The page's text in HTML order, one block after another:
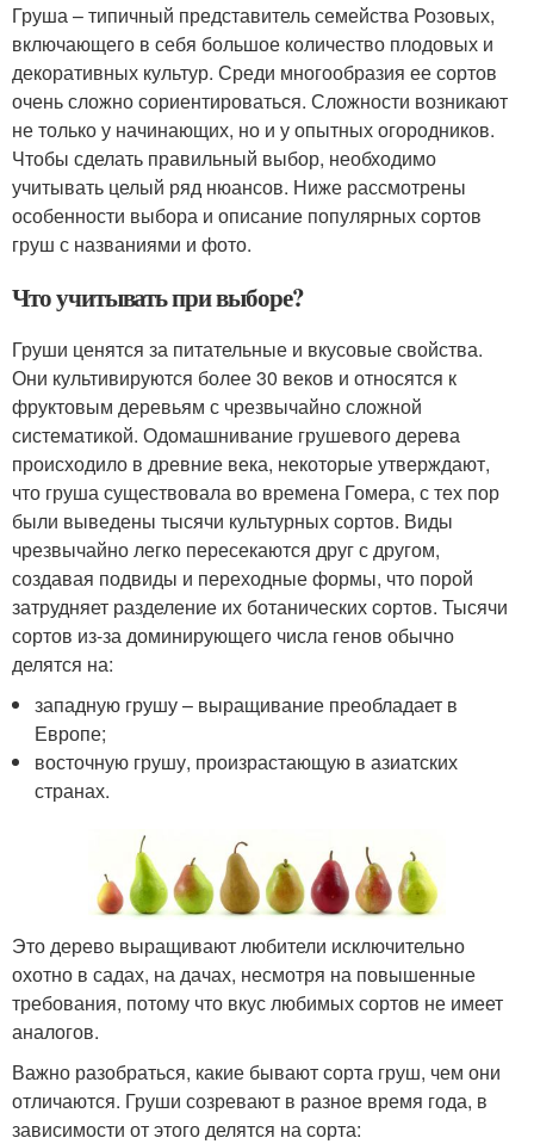
Груша – типичный представитель семейства Розовых,
включающего в себя большое количество плодовых и
декоративных культур. Среди многообразия ее сортов
очень сложно сориентироваться. Сложности возникают
не только у начинающих, но и у опытных огородников.
Чтобы сделать правильный выбор, необходимо
учитывать целый ряд нюансов. Ниже рассмотрены
особенности выбора и описание популярных сортов
груш с названиями и фото.
Что учитывать при выборе?
Груши ценятся за питательные и вкусовые свойства.
Они культивируются более 30 веков и относятся к
фруктовым деревьям с чрезвычайно сложной
систематикой. Одомашнивание грушевого дерева
происходило в древние века, некоторые утверждают,
что груша существовала во времена Гомера, с тех пор
были выведены тысячи культурных сортов. Виды
чрезвычайно легко пересекаются друг с другом,
создавая подвиды и переходные формы, что порой
затрудняет разделение их ботанических сортов. Тысячи
сортов из-за доминирующего числа генов обычно
делятся на:
западную грушу – выращивание преобладает в
Европе;
восточную грушу, произрастающую в азиатских
странах.
Это дерево выращивают любители исключительно
охотно в садах, на дачах, несмотря на повышенные
требования, потому что вкус любимых сортов не имеет
аналогов.
Важно разобраться, какие бывают сорта груш, чем они
отличаются. Груши созревают в разное время года, в
зависимости от этого делятся на сорта: